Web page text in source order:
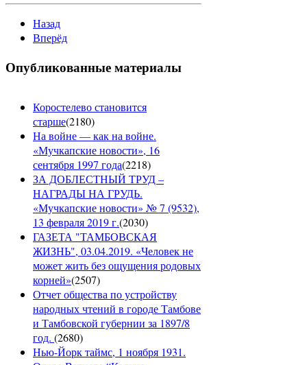
Назад
Вперёд
Опубликованные материалы
Коростелево становится
старше(2180)
На войне — как на войне.
«Мучкапские новости», 16
сентября 1997 года(2218)
ЗА ДОБЛЕСТНЫЙ ТРУД –
НАГРАДЫ НА ГРУДЬ.
«Мучкапские новости» № 7 (9532),
13 февраля 2019 г.(2030)
ГАЗЕТА "ТАМБОВСКАЯ
ЖИЗНЬ", 03.04.2019. «Человек не
может жить без ощущения родовых
корней»(2507)
Отчет общества по устройству
народных чтений в городе Тамбове
и Тамбовской губернии за 1897/8
год. (2680)
Нью-Йорк таймс, 1 ноября 1931.